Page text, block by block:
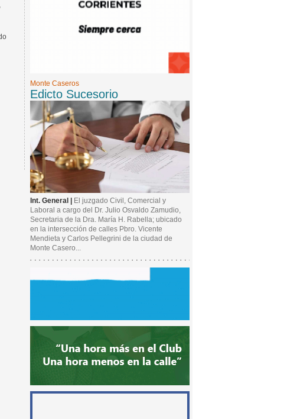
Monte Caseros
Edicto Sucesorio
Int. General |
El juzgado Civil, Comercial y
Laboral a cargo del Dr. Julio Osvaldo Zamudio,
Secretaria de la Dra. María H. Rabella; ubicado
en la intersección de calles Pbro. Vicente
Mendieta y Carlos Pellegrini de la ciudad de
Monte Casero...